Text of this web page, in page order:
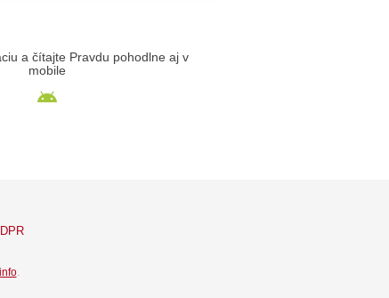
a čítajte Pravdu pohodlne aj v
mobile
.